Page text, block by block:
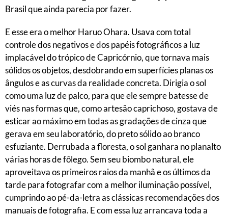
Brasil que ainda parecia por fazer.
E esse era o melhor Haruo Ohara. Usava com total
controle dos negativos e dos papéis fotográficos a luz
implacável do trópico de Capricórnio, que tornava mais
sólidos os objetos, desdobrando em superfícies planas os
ângulos e as curvas da realidade concreta. Dirigia o sol
como uma luz de palco, para que ele sempre batesse de
viés nas formas que, como artesão caprichoso, gostava de
esticar ao máximo em todas as gradações de cinza que
gerava em seu laboratório, do preto sólido ao branco
esfuziante. Derrubada a floresta, o sol ganhara no planalto
várias horas de fôlego. Sem seu biombo natural, ele
aproveitava os primeiros raios da manhã e os últimos da
tarde para fotografar com a melhor iluminação possível,
cumprindo ao pé-da-letra as clássicas recomendações dos
manuais de fotografia. E com essa luz arrancava toda a